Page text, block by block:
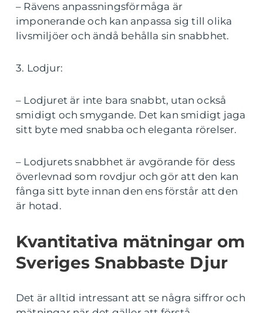
– Rävens anpassningsförmåga är
imponerande och kan anpassa sig till olika
livsmiljöer och ändå behålla sin snabbhet.
3. Lodjur:
– Lodjuret är inte bara snabbt, utan också
smidigt och smygande. Det kan smidigt jaga
sitt byte med snabba och eleganta rörelser.
– Lodjurets snabbhet är avgörande för dess
överlevnad som rovdjur och gör att den kan
fånga sitt byte innan den ens förstår att den
är hotad.
Kvantitativa mätningar om
Sveriges Snabbaste Djur
Det är alltid intressant att se några siffror och